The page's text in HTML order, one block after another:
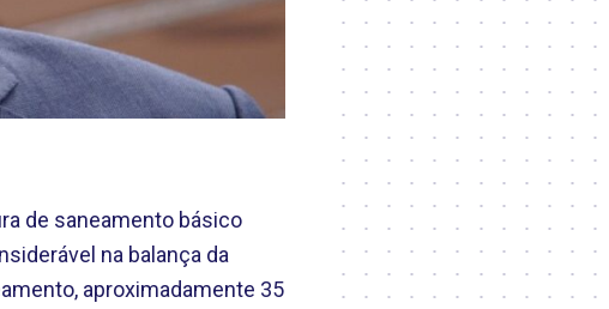
de saneamento básico
na balança da
aproximadamente 35